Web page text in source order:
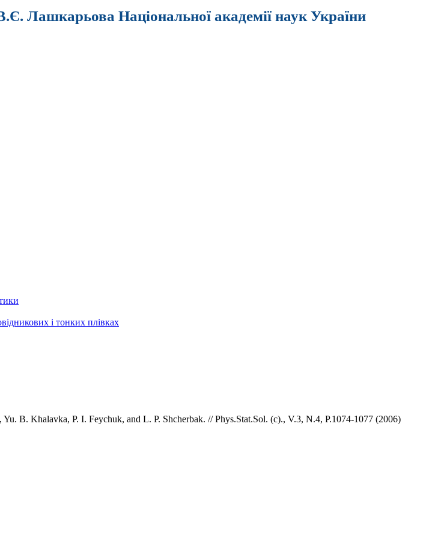
Лашкарьова Національної академії наук України
і тонких плівках
B. Khalavka, P. I. Feychuk, and L. P. Shcherbak. // Phys.Stat.Sol. (c)., V.3, N.4, P.1074-1077 (2006)